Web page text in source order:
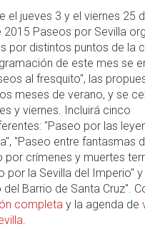
el jueves 3 y el viernes 25
Paseos por Sevilla
por distintos puntos de la
de este mes se
al fresquito", las
meses de verano, y se
y viernes. Incluirá cinco
"Paseo por las
"Paseo entre fantasmas
por crímenes y muertes
por la Sevilla del Imperio"
Barrio de Santa Cruz".
completay la agenda de
.